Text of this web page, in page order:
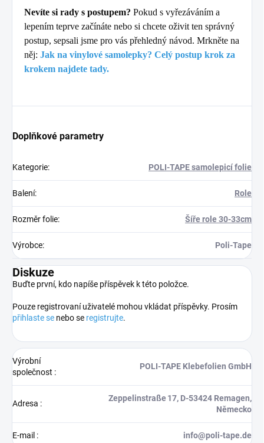
Nevíte si rady s postupem? Pokud s vyřezáváním a
lepením teprve začínáte nebo si chcete oživit ten správný
postup, sepsali jsme pro vás přehledný návod. Mrkněte na
něj: Jak na vinylové samolepky? Celý postup krok za
krokem najdete tady.
Doplňkové parametry
Kategorie: POLI-TAPE samolepicí folie
Balení: Role
Rozměr folie: Šíře role 30-33cm
Výrobce: Poli-Tape
Diskuze
Buďte první, kdo napíše příspěvek k této položce.
Pouze registrovaní uživatelé mohou vkládat příspěvky. Prosím
přihlaste se nebo se registrujte.
Výrobní
společnost :
POLI‑TAPE Klebefolien GmbH
Adresa :
Zeppelinstraße 17, D‑53424 Remagen,
Německo
E-mail : info@poli-tape.de